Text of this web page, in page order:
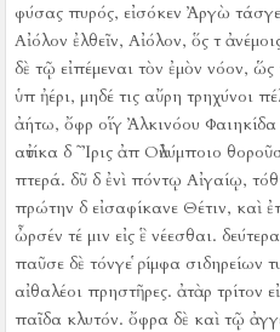
φύσας πυρός, εἰσόκεν Ἀργὼ
Αἰόλον ἐλθεῖν, Αἰόλον, ὅς τ
δὲ τῷ εἰπέμεναι τὸν ἐμὸν νόον,
ὑπ ἠέρι, μηδέ τις αὔρη τρηχύνοι
ἀήτω, ὄφρ οἵγ Ἀλκινόου
αὐτίκα δ ῀Ἰρις ἀπ Οὐλύμποιο
πτερά. δῦ δ ἐνὶ πόντῳ Αἰγαίῳ,
πρώτην δ εἰσαφίκανε Θέτιν, καὶ
ὦρσέν τέ μιν εἰς ἓ νέεσθαι.
παῦσε δὲ τόνγε ῥίμφα σιδηρείων
αἰθαλέοι πρηστῆρες. ἀτὰρ τρίτον
παῖδα κλυτόν. ὄφρα δὲ καὶ τῷ